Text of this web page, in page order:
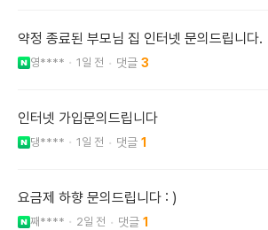
약정 종료된 부모님 집 인터넷 문의드립니다.
영**** 1일 전 3
인터넷 가입문의드립니다
댕**** 1일 전 1
요금제 하향 문의드립니다 : )
째**** 2일 전 1